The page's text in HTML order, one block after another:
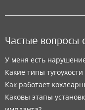
Частые вопросы
У меня есть
Какие типы
Как работает
Каковы этапы